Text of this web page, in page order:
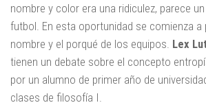
nombre y color era una ridiculez, parece
futbol. En esta oportunidad se comienza a
nombre y el porqué de los equipos. Lex
tienen un debate sobre el concepto
por un alumno de primer año de
clases de filosofía I.